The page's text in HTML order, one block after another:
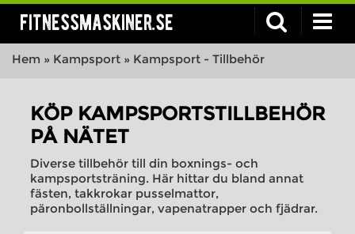
fitnessmaskiner.se
Hem » Kampsport » Kampsport - Tillbehör
KÖP KAMPSPORTSTILLBEHÖR
PÅ NÄTET
Diverse tillbehör till din boxnings- och
kampsportsträning. Här hittar du bland annat
fästen, takkrokar pusselmattor,
päronbollställningar, vapenatrapper och fjädrar.